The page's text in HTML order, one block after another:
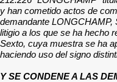
y han cometido actos de
demandante LONGCHAMP,
litigio a los que se ha hecho
Sexto, cuya muestra se ha
haciendo uso del signo
Y SE CONDENE A LAS